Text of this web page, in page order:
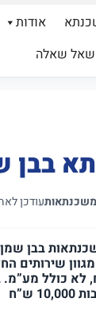
אודות
שאל שאלה
בבן
עודכן לאחרונה: 9
שירותים
ל-7,000 ש”ח,
ש”ח